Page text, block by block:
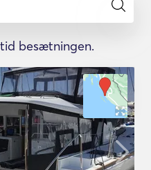
besætningen.